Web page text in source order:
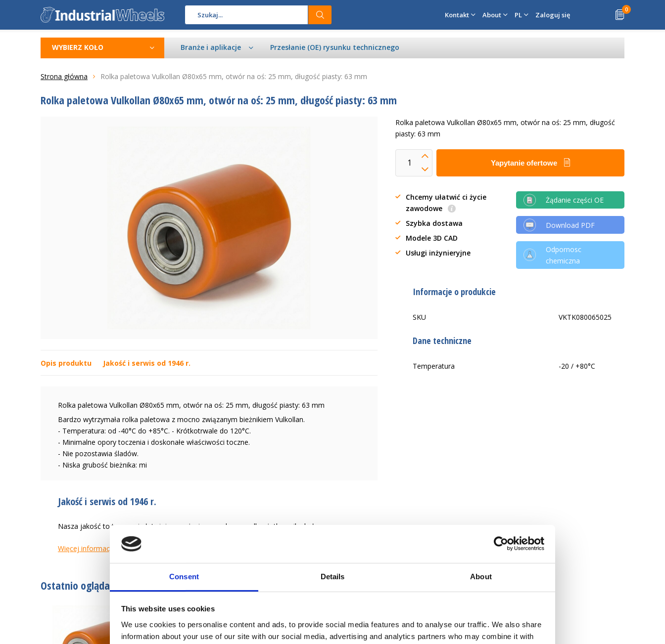
Consent Details About
This website uses cookies
We use cookies to personalise content and ads, to provide social media features and to analyse our traffic. We also share
information about your use of our site with our social media, advertising and analytics partners who may combine it with
Kontakt About PL Zaloguj się
0
WYBIERZ KOŁO Branże i aplikacje Przesłanie (OE) rysunku technicznego
Strona główna Rolka paletowa Vulkollan Ø80x65 mm, otwór na oś: 25 mm, długość piasty: 63 mm
Rolka paletowa Vulkollan Ø80x65 mm, otwór na oś: 25 mm, długość piasty: 63 mm
Opis produktu Jakość i serwis od 1946 r.
Rolka paletowa Vulkollan Ø80x65 mm, otwór na oś: 25 mm, długość piasty: 63 mm
Bardzo wytrzymała rolka paletowa z mocno związanym bieżnikiem Vulkollan.
- Temperatura: od -40°C do +85°C. - Krótkotrwale do 120°C.
- Minimalne opory toczenia i doskonałe właściwości toczne.
- Nie pozostawia śladów.
- Niska grubość bieżnika: mi
Jakość i serwis od 1946 r.
Nasza jakość to tworzenie łatwiejszego życia zawodowego dla użytkownika koła.
Więcej informacji
Rolka paletowa Vulkollan Ø80x65 mm, otwór na oś: 25 mm, długość
piasty: 63 mm
Yapytanie ofertowe
Chcemy ułatwić ci życie
zawodowe
Szybka dostawa
Modele 3D CAD
Usługi inżynieryjne
Żądanie części OE
Download PDF
Odpornosc
chemiczna
Informacje o produkcie
SKU VKTK080065025
Dane techniczne
Temperatura -20 / +80°C
Ostatnio oglądane